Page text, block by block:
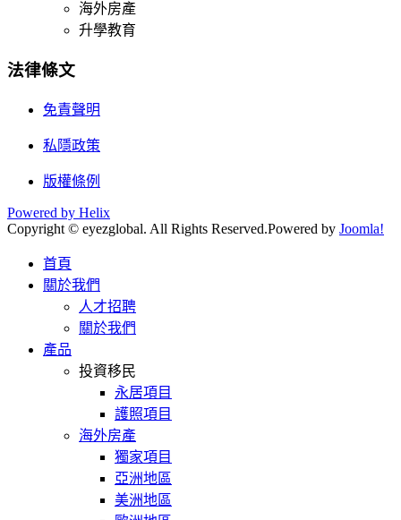
海外房產
升學教育
法律條文
免責聲明
私隱政策
版權條例
Powered by Helix
Copyright © eyezglobal. All Rights Reserved.Powered by Joomla!
首頁
關於我們
人才招聘
關於我們
產品
投資移民
永居項目
護照項目
海外房產
獨家項目
亞洲地區
美洲地區